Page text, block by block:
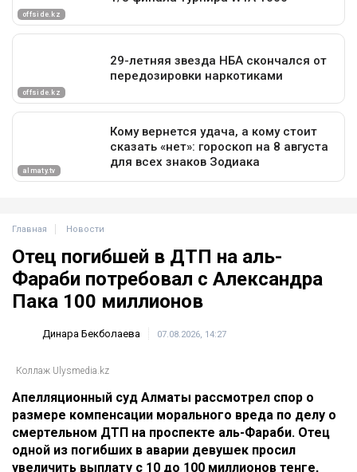
Главная Новости
Отец погибшей в ДТП на аль-
Фараби потребовал с Александра
Пака 100 миллионов
Динара Бекболаева 07.08.2026, 14:27
Коллаж Ulysmedia.kz
Апелляционный суд Алматы рассмотрел спор о
размере компенсации морального вреда по делу о
смертельном ДТП на проспекте аль-Фараби. Отец
одной из погибших в аварии девушек просил
увеличить выплату с 10 до 100 миллионов тенге,